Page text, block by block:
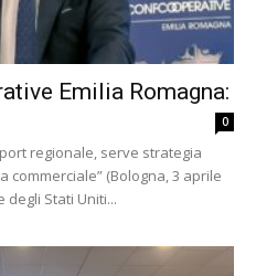
Emilia Romagna:
0
regionale, serve strategia
commerciale” (Bologna, 3 aprile
degli Stati Uniti...